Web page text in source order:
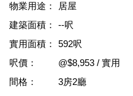
物業用途：
居屋
建築面積：
--呎
實用面積：
592呎
呎價：
@$8,953 / 實用
間格：
3房2廳